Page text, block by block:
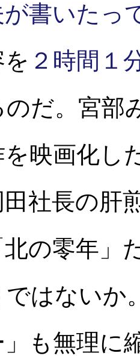
が書いたっ
２時間１
のだ。宮部
を映画化し
田社長の肝
北の零年」
ではないか
」も無理に